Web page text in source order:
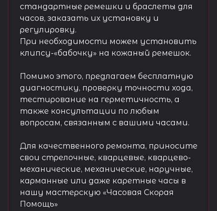
стандартные ремешки и браслеты для
часов, заказать их установку и
регулировку.
При необходимости можем установить
клипсу-«бабочку» на кожаный ремешок.
Помимо этого, предлагаем бесплатную
диагностику, проверку точности хода,
тестирование на герметичность, а
также консультации по любым
вопросам, связанным с вашими часами.
Для качественного ремонта, приносите
свои стрелочные, кварцевые, кварцево-
механические, механические, наручные,
карманные или даже каретные часы в
нашу мастерскую «Часовая Скорая
Помощь»